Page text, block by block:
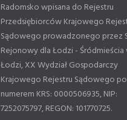
Radomsko wpisana do Rejestru
Przedsiębiorców Krajowego
Sądowego prowadzonego przez
Rejonowy dla Łodzi - Śródmieścia
Łodzi, XX Wydział Gospodarczy
Krajowego Rejestru Sądowego
numerem KRS: 0000506935, NIP:
7252075797, REGON: 101770725.